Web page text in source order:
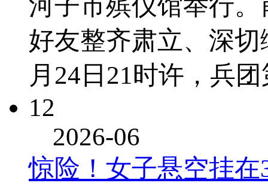
河子市殡仪馆举行
好友整齐肃立、深
月24日21时许，兵
12
2026-06
惊险！女子悬空挂